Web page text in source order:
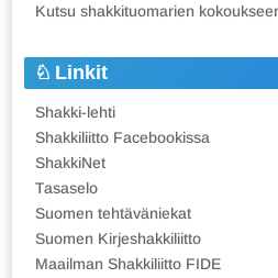
Kutsu shakkituomarien
Linkit
Shakki-lehti
Shakkiliitto Facebookissa
ShakkiNet
Tasaselo
Suomen tehtäväniekat
Suomen Kirjeshakkiliitto
Maailman Shakkiliitto FIDE